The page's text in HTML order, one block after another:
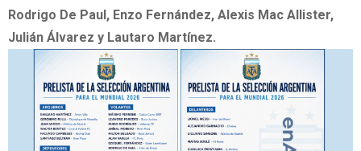
Rodrigo De Paul, Enzo Fernández, Alexis Mac Allister,
Julián Álvarez y Lautaro Martínez.